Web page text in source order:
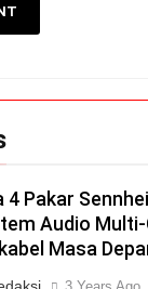
4 Pakar
Audio Multi-
Masa